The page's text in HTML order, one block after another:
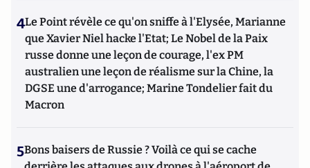
4Le Point révèle ce qu'on sniffe à l'Elysée, Marianne
que Xavier Niel hacke l'Etat; Le Nobel de la Paix
russe donne une leçon de courage, l'ex PM
australien une leçon de réalisme sur la Chine, la
DGSE une d'arrogance; Marine Tondelier fait du
Macron
5Bons baisers de Russie ? Voilà ce qui se cache